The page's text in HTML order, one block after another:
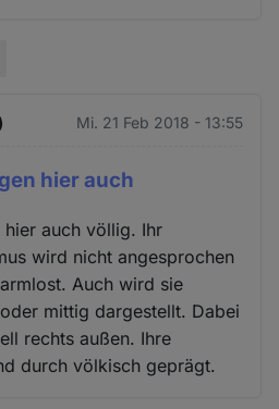
Mi. 21 Feb 2018 - 13:55
hier auch
hier auch völlig. Ihr
wird nicht angesprochen
Auch wird sie
mittig dargestellt. Dabei
rechts außen. Ihre
durch völkisch geprägt.